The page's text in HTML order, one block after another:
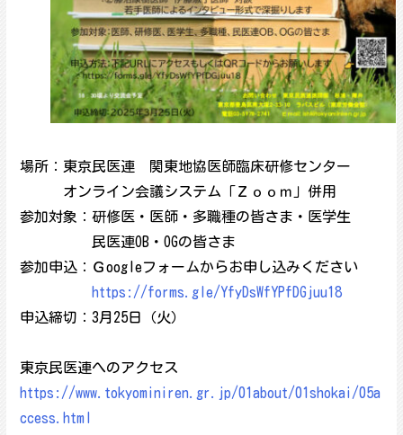
場所：東京民医連 関東地協医師臨床研修センター
オンライン会議システム「Ｚｏｏｍ」併用
参加対象：研修医・医師・多職種の皆さま・医学生
民医連OB・OGの皆さま
参加申込：Ｇoogleフォームからお申し込みください
https://forms.gle/YfyDsWfYPfDGjuu18
申込締切：3月25日（火）
東京民医連へのアクセス
https://www.tokyominiren.gr.jp/01about/01shokai/05a
ccess.html